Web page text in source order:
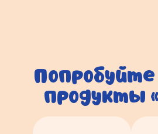
Попробуйте
продукты